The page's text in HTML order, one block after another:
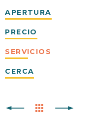
APERTURA
PRECIO
SERVICIOS
CERCA